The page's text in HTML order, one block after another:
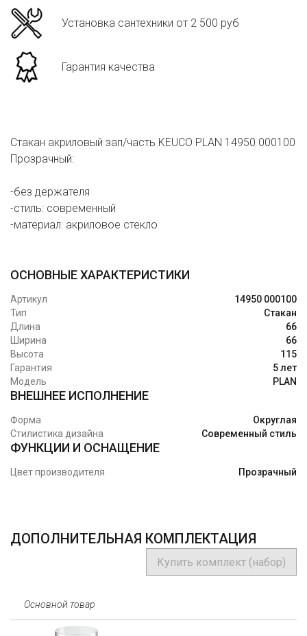
Установка сантехники от 2 500 руб
Гарантия качества
Стакан акриловый зап/часть KEUCO PLAN 14950 000100
Прозрачный:
-без держателя
-стиль: современный
-материал: акриловое стекло
ОСНОВНЫЕ ХАРАКТЕРИСТИКИ
Артикул
14950 000100
Тип
Стакан
Длина
66
Ширина
66
Высота
115
Гарантия
5 лет
Модель
PLAN
ВНЕШНЕЕ ИСПОЛНЕНИЕ
Форма
Округлая
Стилистика дизайна
Современный стиль
ФУНКЦИИ И ОСНАЩЕНИЕ
Цвет производителя Прозрачный
ДОПОЛНИТЕЛЬНАЯ КОМПЛЕКТАЦИЯ
Купить комплект (набор)
Основной товар